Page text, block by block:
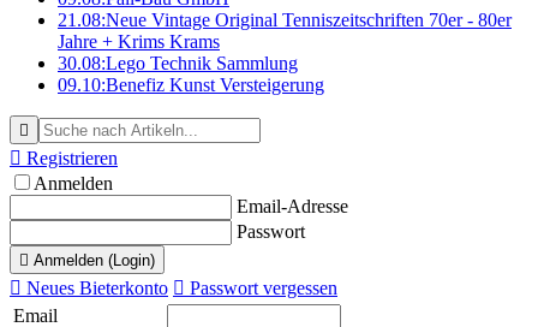
21.08:Neue Vintage Original Tenniszeitschriften 70er - 80er
Jahre + Krims Krams
30.08:Lego Technik Sammlung
09.10:Benefiz Kunst Versteigerung

 Registrieren
Anmelden
Email-Adresse
Passwort
 Anmelden (Login)
 Neues Bieterkonto  Passwort vergessen
Email